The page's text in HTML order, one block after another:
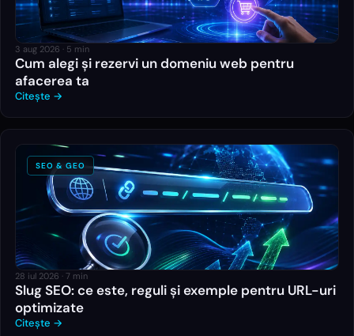
3 aug 2026 · 5 min
Cum alegi și rezervi un domeniu web pentru
afacerea ta
Citește →
SEO & GEO
28 iul 2026 · 7 min
Slug SEO: ce este, reguli și exemple pentru URL-uri
optimizate
Citește →